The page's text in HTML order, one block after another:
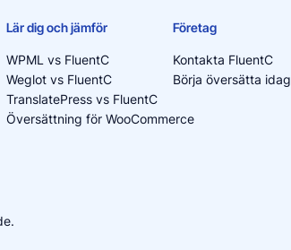
Lär dig och jämför
WPML vs FluentC
Weglot vs FluentC
TranslatePress vs FluentC
Översättning för WooCommerce
Företag
Kontakta FluentC
Börja översätta idag